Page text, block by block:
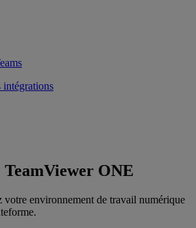
intégrations
ONE
votre environnement de travail numérique